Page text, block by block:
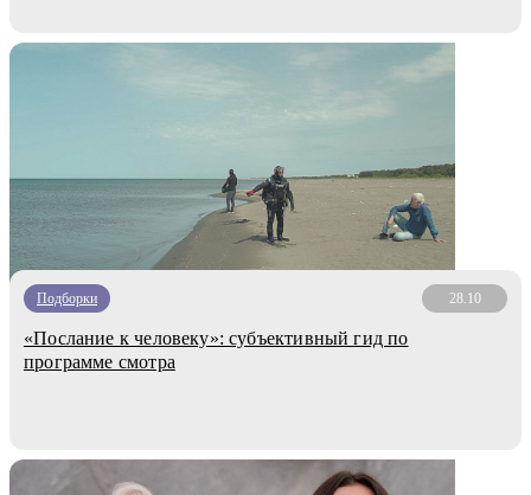
Подборки 28.10
«Послание к человеку»: субъективный гид по
программе смотра